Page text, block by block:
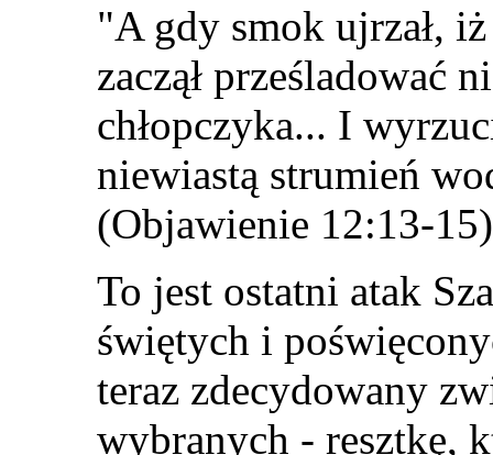
"A gdy smok ujrzał,
zaczął prześladować
chłopczyka... I
niewiastą strumień
(Objawienie 12:13-
To jest ostatni atak
świętych i
teraz zdecydowany
wybranych - resztkę,